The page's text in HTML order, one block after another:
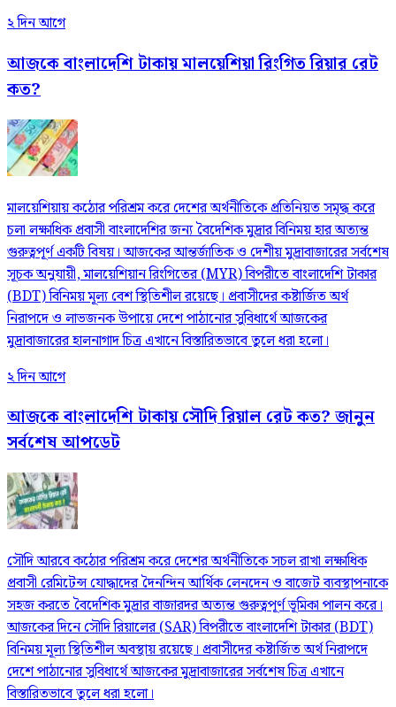
২ দিন আগে
আজকে বাংলাদেশি টাকায় মালয়েশিয়া রিংগিত রিয়ার রেট
কত?
মালয়েশিয়ায় কঠোর পরিশ্রম করে দেশের অর্থনীতিকে প্রতিনিয়ত সমৃদ্ধ করে
চলা লক্ষাধিক প্রবাসী বাংলাদেশির জন্য বৈদেশিক মুদ্রার বিনিময় হার অত্যন্ত
গুরুত্বপূর্ণ একটি বিষয়। আজকের আন্তর্জাতিক ও দেশীয় মুদ্রাবাজারের সর্বশেষ
সূচক অনুযায়ী, মালয়েশিয়ান রিংগিতের (MYR) বিপরীতে বাংলাদেশি টাকার
(BDT) বিনিময় মূল্য বেশ স্থিতিশীল রয়েছে। প্রবাসীদের কষ্টার্জিত অর্থ
নিরাপদে ও লাভজনক উপায়ে দেশে পাঠানোর সুবিধার্থে আজকের
মুদ্রাবাজারের হালনাগাদ চিত্র এখানে বিস্তারিতভাবে তুলে ধরা হলো।
২ দিন আগে
আজকে বাংলাদেশি টাকায় সৌদি রিয়াল রেট কত? জানুন
সর্বশেষ আপডেট
সৌদি আরবে কঠোর পরিশ্রম করে দেশের অর্থনীতিকে সচল রাখা লক্ষাধিক
প্রবাসী রেমিটেন্স যোদ্ধাদের দৈনন্দিন আর্থিক লেনদেন ও বাজেট ব্যবস্থাপনাকে
সহজ করতে বৈদেশিক মুদ্রার বাজারদর অত্যন্ত গুরুত্বপূর্ণ ভূমিকা পালন করে।
আজকের দিনে সৌদি রিয়ালের (SAR) বিপরীতে বাংলাদেশি টাকার (BDT)
বিনিময় মূল্য স্থিতিশীল অবস্থায় রয়েছে। প্রবাসীদের কষ্টার্জিত অর্থ নিরাপদে
দেশে পাঠানোর সুবিধার্থে আজকের মুদ্রাবাজারের সর্বশেষ চিত্র এখানে
বিস্তারিতভাবে তুলে ধরা হলো।